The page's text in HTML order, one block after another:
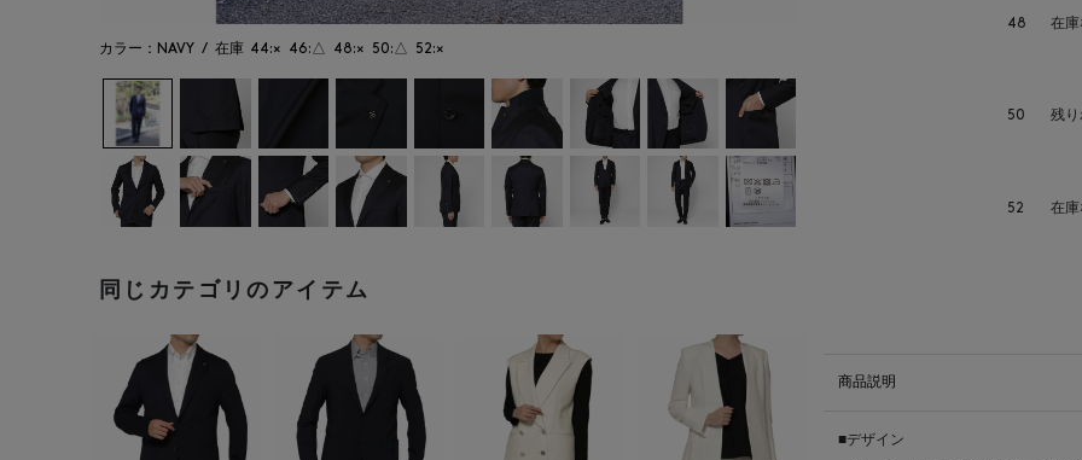
カラー：NAVY / 在庫 44:× 46:△ 48:× 50:△ 52:×
同じカテゴリのアイテム
48 在庫
50 残
52 在庫
商品説明
■デザイン